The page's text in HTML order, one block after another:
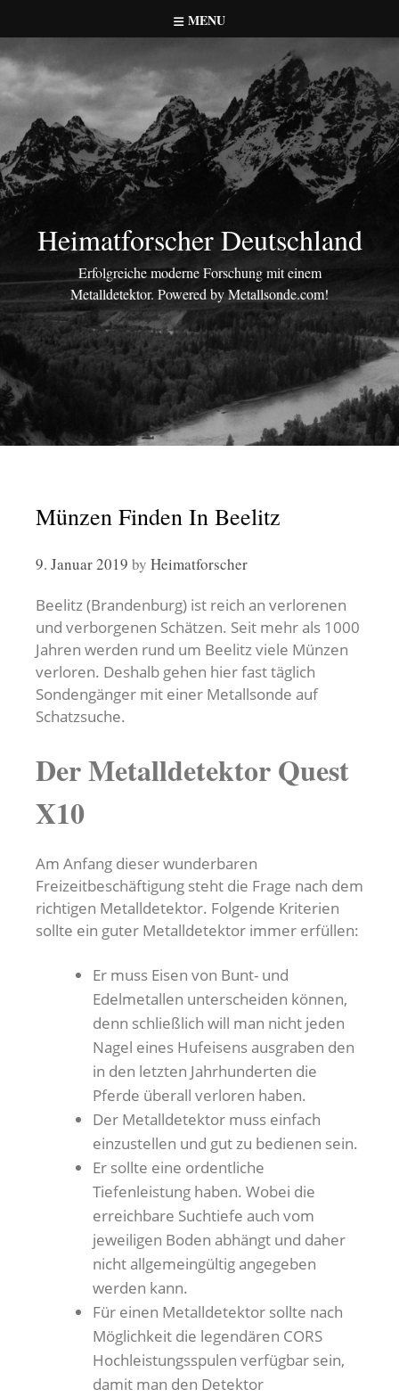
to
content
MENU
Heimatforscher Deutschland
Erfolgreiche moderne Forschung mit einem
Metalldetektor. Powered by Metallsonde.com!
Münzen Finden In Beelitz
9. Januar 2019 by Heimatforscher
Beelitz (Brandenburg) ist reich an verlorenen
und verborgenen Schätzen. Seit mehr als 1000
Jahren werden rund um Beelitz viele Münzen
verloren. Deshalb gehen hier fast täglich
Sondengänger mit einer Metallsonde auf
Schatzsuche.
Der Metalldetektor Quest
X10
Am Anfang dieser wunderbaren
Freizeitbeschäftigung steht die Frage nach dem
richtigen Metalldetektor. Folgende Kriterien
sollte ein guter Metalldetektor immer erfüllen:
Er muss Eisen von Bunt- und
Edelmetallen unterscheiden können,
denn schließlich will man nicht jeden
Nagel eines Hufeisens ausgraben den
in den letzten Jahrhunderten die
Pferde überall verloren haben.
Der Metalldetektor muss einfach
einzustellen und gut zu bedienen sein.
Er sollte eine ordentliche
Tiefenleistung haben. Wobei die
erreichbare Suchtiefe auch vom
jeweiligen Boden abhängt und daher
nicht allgemeingültig angegeben
werden kann.
Für einen Metalldetektor sollte nach
Möglichkeit die legendären CORS
Hochleistungsspulen verfügbar sein,
damit man den Detektor